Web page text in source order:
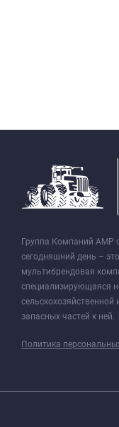
Группа Компаний АМР
сегодняшний день –
мультибрендовая
специализирующаяся
сельскохозяйственной
запасных частей к ней.
Политика